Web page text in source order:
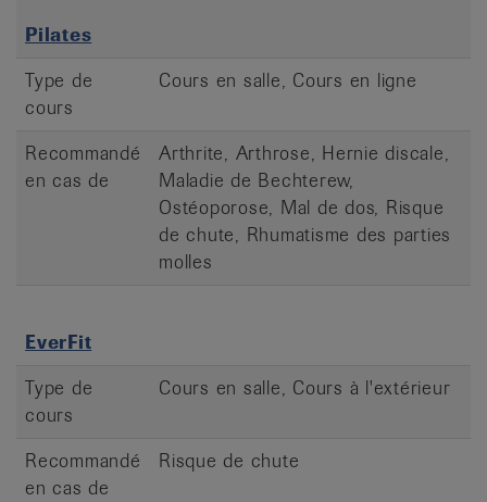
Pilates
Type de
cours
Cours en salle, Cours en ligne
Recommandé
en cas de
Arthrite, Arthrose, Hernie discale,
Maladie de Bechterew,
Ostéoporose, Mal de dos, Risque
de chute, Rhumatisme des parties
molles
EverFit
Type de
cours
Cours en salle, Cours à l'extérieur
Recommandé
en cas de
Risque de chute